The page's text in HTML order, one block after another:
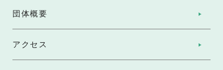
団体概要
アクセス